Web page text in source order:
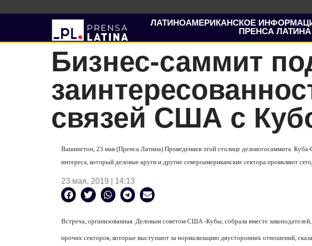
ЛАТИНОАМЕРИКАНСКОЕ
ПРЕНСА ЛАТИНА
Бизнес-саммит
связей США с
Вашингтон, 23 мая (Пренса Латина) Проведениев этой столице деловогосаммита Куба-
интереса, который деловые круги и другие североамериканские сектора проявляют
23 мая, 2019 | 14:13
Встреча, организованная Деловым советом США -Кубы, собрала вместе
прочих секторов, которые выступают за нормализацию двусторонних отношений,